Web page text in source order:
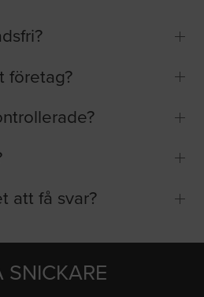
företag?
att få svar?
SNICKARE